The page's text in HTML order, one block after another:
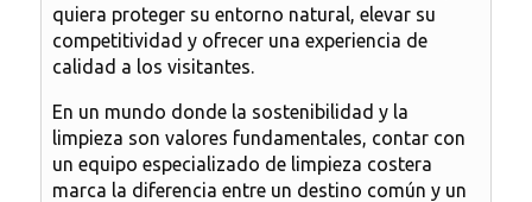
quiera proteger su entorno natural, elevar su
competitividad y ofrecer una experiencia de
calidad a los visitantes.
En un mundo donde la sostenibilidad y la
limpieza son valores fundamentales, contar con
un equipo especializado de limpieza costera
marca la diferencia entre un destino común y un